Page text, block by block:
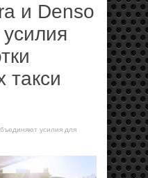
и Denso
такси
усилия для